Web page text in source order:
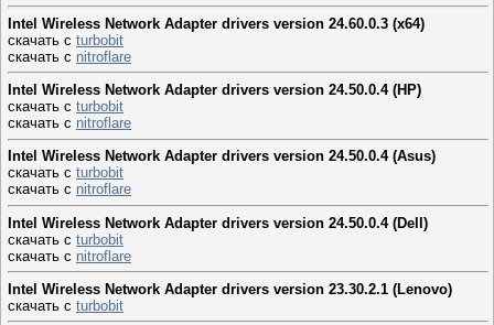
Intel Wireless Network Adapter drivers version 24.60.0.3 (x64)
скачать с turbobit
скачать с nitroflare
Intel Wireless Network Adapter drivers version 24.50.0.4 (HP)
скачать с turbobit
скачать с nitroflare
Intel Wireless Network Adapter drivers version 24.50.0.4 (Asus)
скачать с turbobit
скачать с nitroflare
Intel Wireless Network Adapter drivers version 24.50.0.4 (Dell)
скачать с turbobit
скачать с nitroflare
Intel Wireless Network Adapter drivers version 23.30.2.1 (Lenovo)
скачать с turbobit